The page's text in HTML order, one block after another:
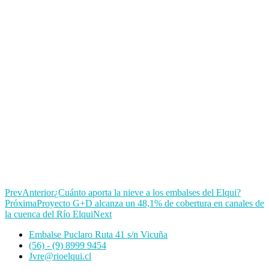
PrevAnterior¿Cuánto aporta la nieve a los embalses del Elqui?
PróximaProyecto G+D alcanza un 48,1% de cobertura en canales de
la cuenca del Río ElquiNext
Embalse Puclaro Ruta 41 s/n Vicuña
(56) - (9) 8999 9454
Jvre@rioelqui.cl